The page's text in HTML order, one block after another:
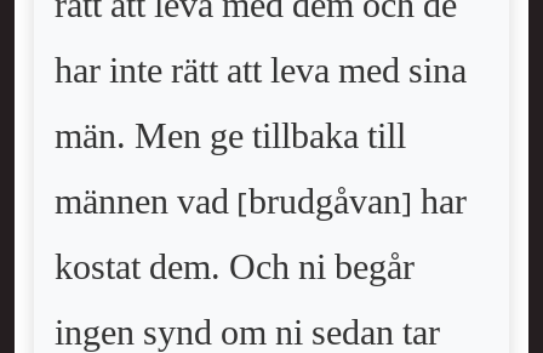
har inte rätt att leva med sina
män. Men ge tillbaka till
männen vad [brudgåvan] har
kostat dem. Och ni begår
ingen synd om ni sedan tar